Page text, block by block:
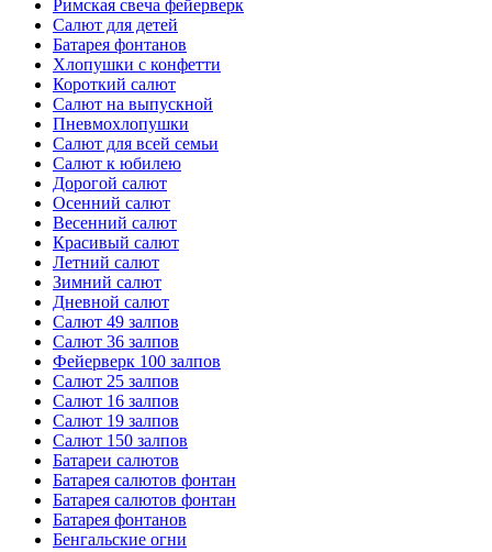
Римская свеча фейерверк
Салют для детей
Батарея фонтанов
Хлопушки с конфетти
Короткий салют
Салют на выпускной
Пневмохлопушки
Салют для всей семьи
Салют к юбилею
Дорогой салют
Осенний салют
Весенний салют
Красивый салют
Летний салют
Зимний салют
Дневной салют
Салют 49 залпов
Салют 36 залпов
Фейерверк 100 залпов
Салют 25 залпов
Салют 16 залпов
Салют 19 залпов
Салют 150 залпов
Батареи салютов
Батарея салютов фонтан
Батарея салютов фонтан
Батарея фонтанов
Бенгальские огни